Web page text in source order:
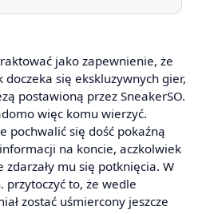
jako zapewnienie, że
się ekskluzywnych gier,
postawioną przez SneakerSO.
więc komu wierzyć.
pochwalić się dość pokaźną
na koncie, aczkolwiek
zdarzały mu się potknięcia. W
to, że wedle
zostać uśmiercony jeszcze